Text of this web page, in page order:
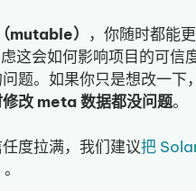
mutable）
，你随时都能
这会如何影响项目的可信
题。如果你只是想改一下
修改 meta 数据都没问题。
度拉满，我们建议把
。